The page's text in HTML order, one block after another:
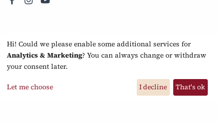
Nota legal
Política de privacidad
Preguntas Frecuentes
Hi! Could we please enable some additional services for
Analytics & Marketing? You can always change or withdraw
your consent later.
Let me choose I decline That's ok